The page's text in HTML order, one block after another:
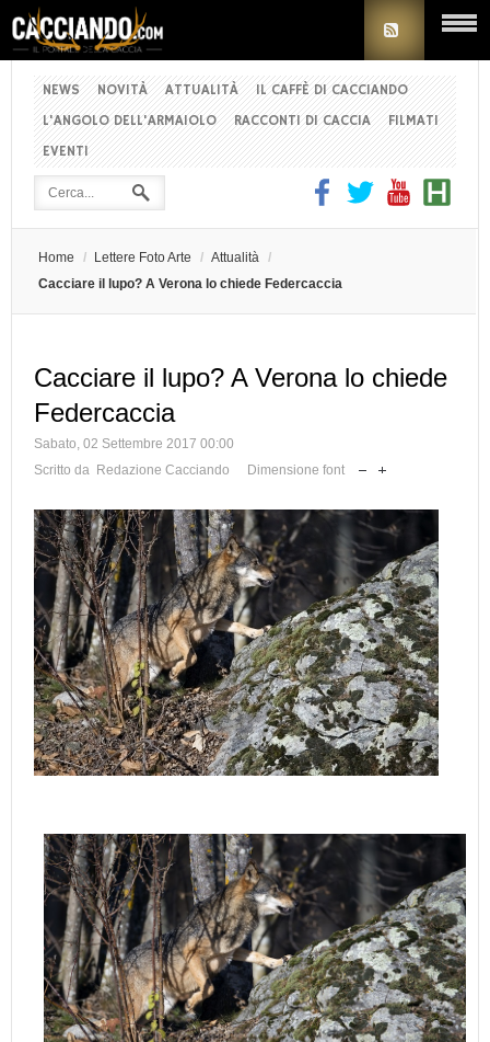
NEWS NOVITÀ ATTUALITÀ
IL CAFFÈ DI CACCIANDO
L'ANGOLO DELL'ARMAIOLO
RACCONTI DI CACCIA
FILMATI
EVENTI
Home / Lettere Foto Arte / Attualità /
Cacciare il lupo? A Verona lo chiede Federcaccia
Cacciare il lupo? A Verona lo chiede
Federcaccia
Sabato, 02 Settembre 2017 00:00
Scritto da Redazione Cacciando
Dimensione font